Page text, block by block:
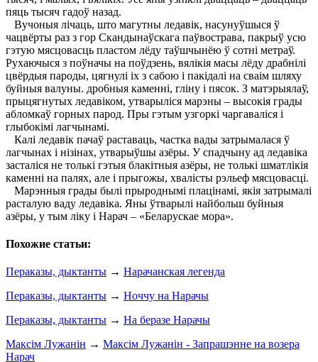
пяць тысяч гадоў назад.
Вучоныя лічаць, што магутны ледавік, насунуўшыся ў
чацвёрты раз з гор Скандынаўскага паўвострава, пакрыў усю
гэтую мясцовасць пластом лёду таўшчынёю ў сотні метраў.
Рухаючыся з поўначы на поўдзень, вялікія масы лёду драбнілі
цвёрдыя пароды, цягнулі іх з сабою і пакідалі на сваім шляху
буйныя валуны. дро6ныя каменні, гліну і пясок. З матэрыялаў,
прыцягнутых ледавіком, утварыліся марэны – высокія грады
абломкаў горных парод. Пры гэтым узгоркі чаргаваліся і
глыбокімі лагчынамі.
Калі ледавік пачаў раставаць, частка вады затрымалася ў
лагчынах і нізінах, утварыўшы азёры. У спадчыну ад ледавіка
засталіся не толькі гэтыя блакітныя азёры, не толькі шматлікія
каменні на палях, але і прыгожы, хвалісты рэльеф мясцовасці.
Марэнныя грады былі прыроднымі плацінамі, якія затрымалі
расталую ваду ледавіка. Яны ўтварылі найбольш буйныя
азёры, у тым ліку і Нарач – «Беларускае мора».
Похожие статьи:
Пераказы, дыктанты → Нарачанская легенда
Пераказы, дыктанты → Ноччу на Нарачы
Пераказы, дыктанты → На беразе Нарачы
Максім Лужанін → Максім Лужанін - Запрашэнне на возера
Нарач